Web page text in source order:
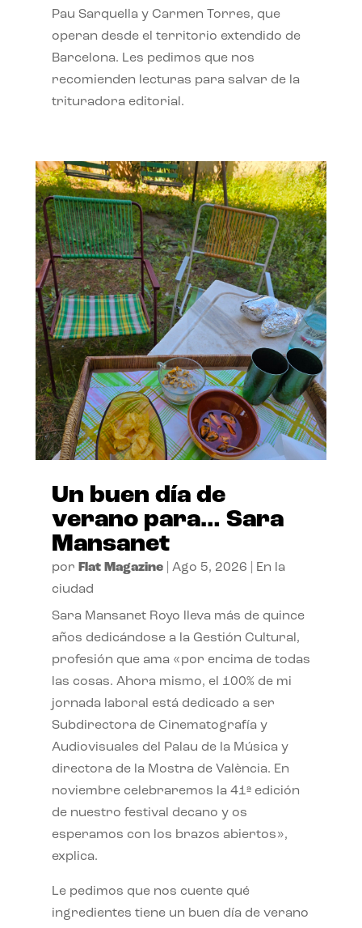
Pau Sarquella y Carmen Torres, que
operan desde el territorio extendido de
Barcelona. Les pedimos que nos
recomienden lecturas para salvar de la
trituradora editorial.
Un buen día de
verano para… Sara
Mansanet
por Flat Magazine| Ago 5, 2026
En la
ciudad
Sara Mansanet Royo lleva más de quince
años dedicándose a la Gestión Cultural,
profesión que ama «por encima de todas
las cosas. Ahora mismo, el 100% de mi
jornada laboral está dedicado a ser
Subdirectora de Cinematografía y
Audiovisuales del Palau de la Música y
directora de la Mostra de València. En
noviembre celebraremos la 41ª edición
de nuestro festival decano y os
esperamos con los brazos abiertos»,
explica.
Le pedimos que nos cuente qué
ingredientes tiene un buen día de verano